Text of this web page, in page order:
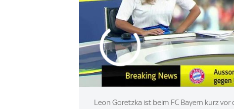
Leon Goretzka ist beim FC Bayern kurz